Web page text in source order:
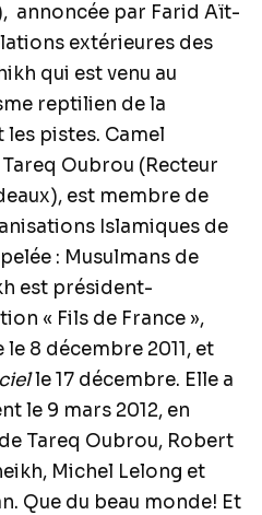
annoncée par Farid Aït-
extérieures des
qui est venu au
reptilien de la
pistes. Camel
Oubrou (Recteur
est membre de
Islamiques de
: Musulmans de
est président-
« Fils de France »,
8 décembre 2011, et
le 17 décembre. Elle a
le 9 mars 2012, en
Tareq Oubrou, Robert
Michel Lelong et
Que du beau monde! Et